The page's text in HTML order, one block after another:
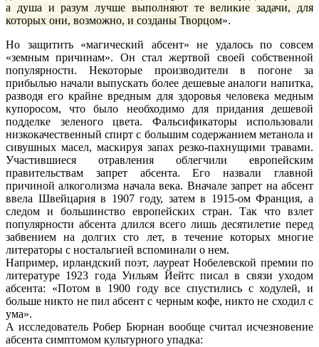
а душа и разум лучше выполняют те великие задачи, для
которых они, возможно, и созданы Творцом».
Но защитить «магический абсент» не удалось по совсем
«земным причинам». Он стал жертвой своей собственной
популярности. Некоторые производители в погоне за
прибылью начали выпускать более дешевые аналоги напитка,
разводя его крайне вредным для здоровья человека медным
купоросом, что было необходимо для придания дешевой
подделке зеленого цвета. Фальсификаторы использовали
низкокачественный спирт с большим содержанием метанола и
сивушных масел, маскируя запах резко-пахнущими травами.
Участившиеся отравления облегчили европейским
правительствам запрет абсента. Его назвали главной
причиной алкоголизма начала века. Вначале запрет на абсент
ввела Швейцария в 1907 году, затем в 1915-ом Франция, а
следом и большинство европейских стран. Так что взлет
популярности абсента длился всего лишь десятилетие перед
забвением на долгих сто лет, в течение которых многие
литераторы с ностальгией вспоминали о нем.
Например, ирландский поэт, лауреат Нобелевской премии по
литературе 1923 года Уильям Йейтс писал в связи уходом
абсента: «Потом в 1900 году все спустились с ходулей, и
больше никто не пил абсент с черным кофе, никто не сходил с
ума».
А исследователь Робер Бюрнан вообще считал исчезновение
абсента симптомом культурного упадка: